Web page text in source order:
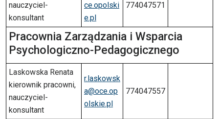
nauczyciel-
konsultant
ce.opolski
e.pl
774047571
Pracownia Zarządzania i Wsparcia
Psychologiczno-Pedagogicznego
Laskowska Renata
kierownik pracowni,
nauczyciel-
konsultant
r.laskowsk
a@oce.op
olskie.pl
774047557